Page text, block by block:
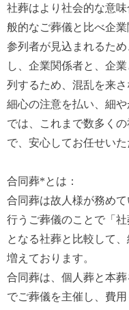
社葬はより社会的な意
般的なご葬儀と比べ企
参列者が見込まれるた
し、企業関係者と、企
列するため、混乱を来
細心の注意を払い、細
では、これまで数多く
で、安心してお任せいた
合同葬*とは：
合同葬は故人様が務め
行うご葬儀のことで「
となる社葬と比較して
増えております。
合同葬は、個人葬と本
でご葬儀を主催し、費